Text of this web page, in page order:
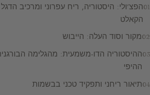
הפצ’ולי: היסטוריה, ריח עפרוני ומרכיב
הקאלט
מקור וסוד העלה: הייבוש
ההיסטוריה הדו-משמעית: מהגלימה
ההיפי
תיאור ריחני ותפקיד טכני בבשמות